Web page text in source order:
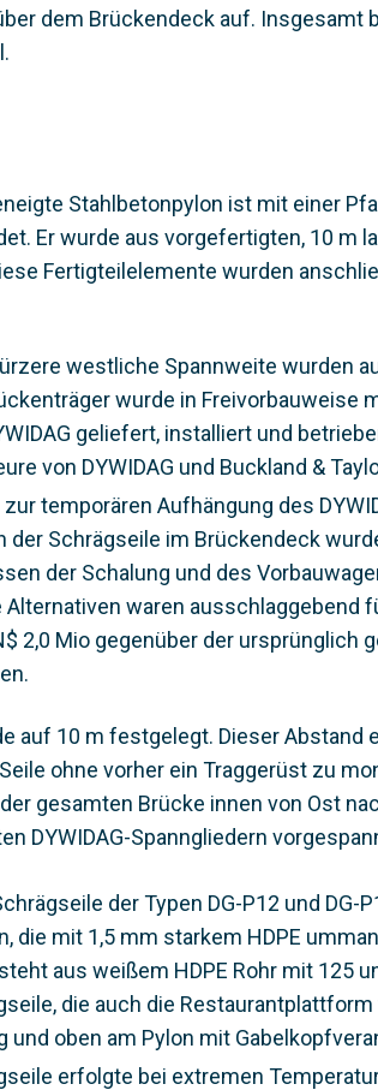
dem Brückendeck auf. Insgesamt
Stahlbetonpylon ist mit einer
Er wurde aus vorgefertigten, 10 m
Fertigteilelemente wurden
westliche Spannweite wurden
wurde in Freivorbauweise
geliefert, installiert und
von DYWIDAG und Buckland &
temporären Aufhängung des
der Schrägseile im Brückendeck
der Schalung und des
waren ausschlaggebend
2,0 Mio gegenüber der ursprünglich
auf 10 m festgelegt. Dieser Abstand
ohne vorher ein Traggerüst zu
gesamten Brücke innen von Ost
DYWIDAG-Spanngliedern
der Typen DG-P12 und DG-
die mit 1,5 mm starkem HDPE
aus weißem HDPE Rohr mit 125
die auch die Restaurantplattform
und oben am Pylon mit
erfolgte bei extremen